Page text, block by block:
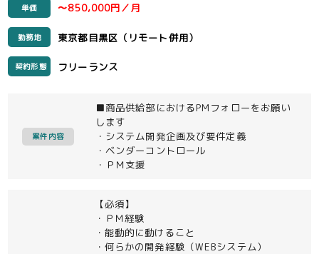
単価 〜850,000円／月
勤務地 東京都目黒区（リモート併用）
契約形態 フリーランス
案件内容
■商品供給部におけるPMフォローをお願い
します
・システム開発企画及び要件定義
・ベンダーコントロール
・ＰＭ支援
【必須】
・ＰＭ経験
・能動的に動けること
・何らかの開発経験（WEBシステム）